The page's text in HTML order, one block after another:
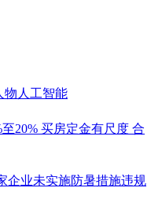
物 人工智能
20% 买房定金有尺度 合
企业未实施防暑措施违规